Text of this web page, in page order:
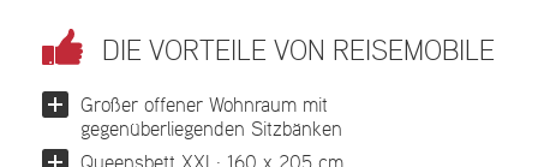
DIE VORTEILE VON REISEMOBILE
Großer offener Wohnraum mit
gegenüberliegenden Sitzbänken